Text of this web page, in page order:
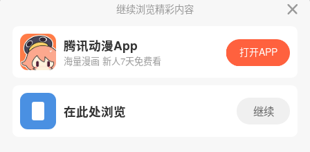
App免费看
继续浏览精彩内容
腾讯动漫App
海量漫画 新人7天免费看
打开APP
在此处浏览 继续